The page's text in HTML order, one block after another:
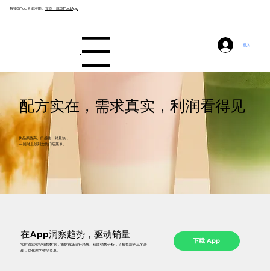
解锁SiPod全部潜能。 立即下载 SiPod App
Menu
登入
配方实在，需求真实，利润看得见
饮品颜值高、口感佳、销量快，
— 随时上线到您的门店菜单。
在App洞察趋势，驱动销量
实时跟踪饮品销售数据，捕捉市场流行趋势。获取销售分析，了解每款产品的表
现，优化您的饮品菜单。
下载 App